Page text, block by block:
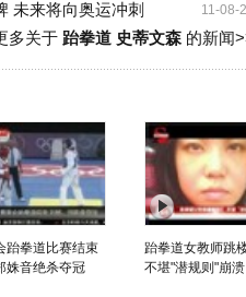
11-08-
未来将向奥运冲刺
多关于 跆拳道 史蒂文森的新闻
跆拳道比赛结束
姝音绝杀夺冠
跆拳道女教师跳
不堪"潜规则"崩溃